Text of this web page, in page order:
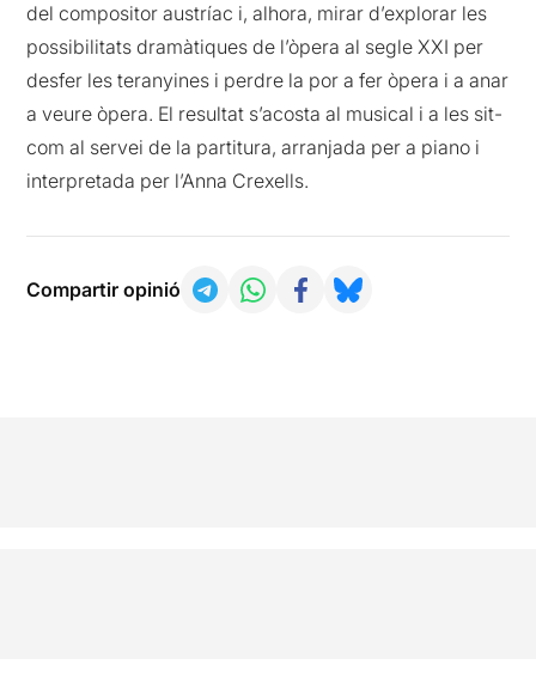
del compositor austríac i, alhora, mirar d’explorar les
possibilitats dramàtiques de l’òpera al segle XXI per
desfer les teranyines i perdre la por a fer òpera i a anar
a veure òpera. El resultat s’acosta al musical i a les sit-
com al servei de la partitura, arranjada per a piano i
interpretada per l’Anna Crexells.
Compartir opinió